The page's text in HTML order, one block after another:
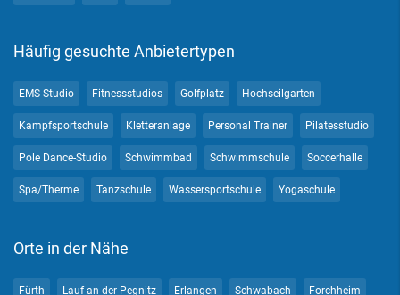
Häufig gesuchte Anbietertypen
EMS-Studio Fitnessstudios Golfplatz Hochseilgarten
Kampfsportschule Kletteranlage Personal Trainer Pilatesstudio
Pole Dance-Studio Schwimmbad Schwimmschule Soccerhalle
Spa/Therme Tanzschule Wassersportschule Yogaschule
Orte in der Nähe
Fürth Lauf an der Pegnitz Erlangen Schwabach Forchheim